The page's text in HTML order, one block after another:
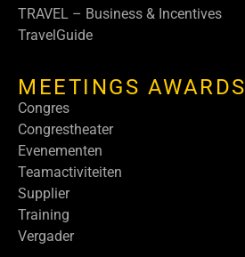
TRAVEL – Business & Incentives
TravelGuide
MEETINGS AWARDS
Congres
Congrestheater
Evenementen
Teamactiviteiten
Supplier
Training
Vergader